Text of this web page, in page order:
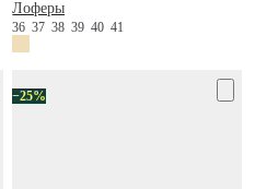
Лоферы
363738394041
−25%